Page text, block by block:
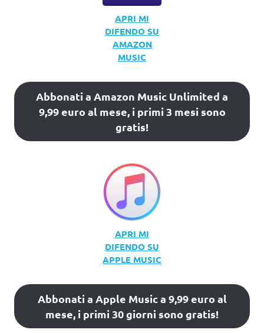
APRI MI
DIFENDO SU
AMAZON
MUSIC
Abbonati a Amazon Music Unlimited a
9,99 euro al mese, i primi 3 mesi sono
gratis!
APRI MI
DIFENDO SU
APPLE MUSIC
Abbonati a Apple Music a 9,99 euro al
mese, i primi 30 giorni sono gratis!